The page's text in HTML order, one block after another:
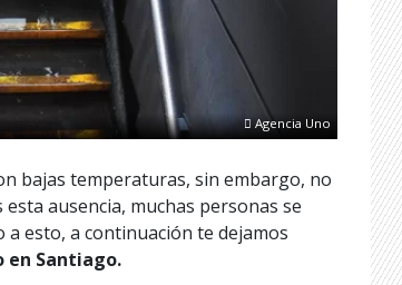
Agencia Uno
bajas temperaturas, sin embargo, no
ausencia, muchas personas se
esto, a continuación te dejamos
en Santiago.